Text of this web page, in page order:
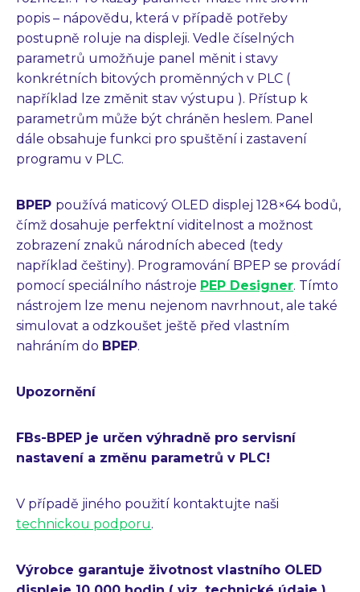
popis – nápovědu, která v případě potřeby
postupně roluje na displeji. Vedle číselných
parametrů umožňuje panel měnit i stavy
konkrétních bitových proměnných v PLC (
například lze změnit stav výstupu ). Přístup k
parametrům může být chráněn heslem. Panel
dále obsahuje funkci pro spuštění i zastavení
programu v PLC.
BPEP používá maticový OLED displej 128×64 bodů,
čímž dosahuje perfektní viditelnost a možnost
zobrazení znaků národních abeced (tedy
například češtiny). Programování BPEP se provádí
pomocí speciálního nástroje PEP Designer. Tímto
nástrojem lze menu nejenom navrhnout, ale také
simulovat a odzkoušet ještě před vlastním
nahráním do BPEP.
Upozornění
FBs-BPEP je určen výhradně pro servisní
nastavení a změnu parametrů v PLC!
V případě jiného použití kontaktujte naši
technickou podporu.
Výrobce garantuje životnost vlastního OLED